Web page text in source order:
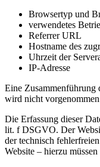
Browsertyp und
verwendetes
Referrer URL
Hostname des
Uhrzeit der
IP-Adresse
Eine Zusammenführung
wird nicht
Die Erfassung dieser
lit. f DSGVO. Der
der technisch
Website – hierzu